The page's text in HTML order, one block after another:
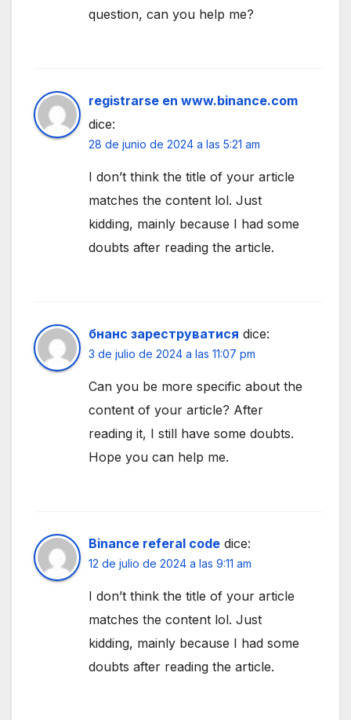
question, can you help me?
registrarse en www.binance.com
dice:
28 de junio de 2024 a las 5:21 am
I don’t think the title of your article
matches the content lol. Just
kidding, mainly because I had some
doubts after reading the article.
бнанс зареструватися dice:
3 de julio de 2024 a las 11:07 pm
Can you be more specific about the
content of your article? After
reading it, I still have some doubts.
Hope you can help me.
Binance referal code dice:
12 de julio de 2024 a las 9:11 am
I don’t think the title of your article
matches the content lol. Just
kidding, mainly because I had some
doubts after reading the article.